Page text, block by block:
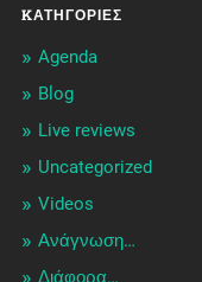
KΑΤΗΓΟΡΊΕΣ
Agenda
Blog
Live reviews
Uncategorized
Videos
Ανάγνωση…
Διάφορα…